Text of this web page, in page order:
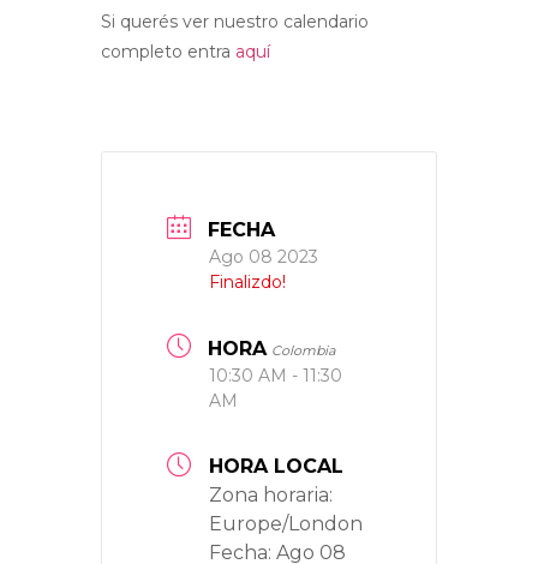
Si querés ver nuestro calendario
completo entra aquí
FECHA
Ago 08 2023
Finalizdo!
HORA Colombia
10:30 AM - 11:30
AM
HORA LOCAL
Zona horaria:
Europe/London
Fecha: Ago 08